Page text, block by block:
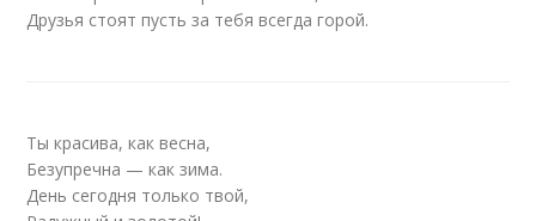
Друзья стоят пусть за тебя всегда горой.
Ты красива, как весна,
Безупречна — как зима.
День сегодня только твой,